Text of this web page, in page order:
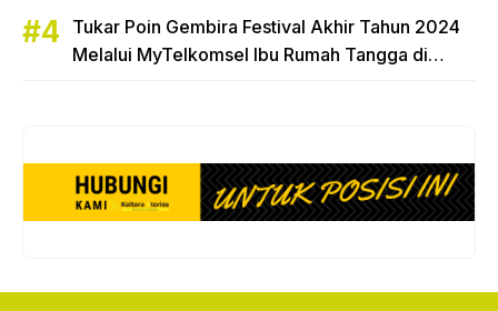
Tukar Poin Gembira Festival Akhir Tahun 2024
Melalui MyTelkomsel Ibu Rumah Tangga di